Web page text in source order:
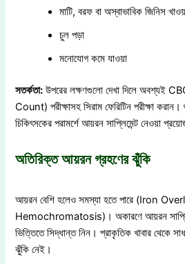
মাটি, বরফ বা অস্বাভাবিক জিনিস
চুল পড়া
মনোযোগ কমে যাওয়া
সতর্কতা: উপরের লক্ষণগুলো দেখা দিলে অবশ্যই
Count) পরীক্ষাসহ সিরাম ফেরিটিন পরীক্ষা করান।
চিকিৎসকের পরামর্শে আয়রন সাপ্লিমেন্ট নেওয়া
অতিরিক্ত আয়রন গ্রহণের ঝুঁকি
আয়রন বেশি হলেও সমস্যা হতে পারে (Iron
Hemochromatosis)। অকারণে আয়রন
ভিত্তিতে সিদ্ধান্ত নিন। প্রাকৃতিক খাবার থেকে
ঝুঁকি নেই।